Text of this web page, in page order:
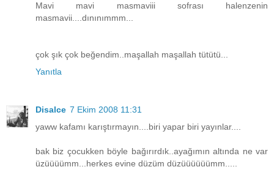
Mavi mavi masmaviii sofrası halenzenin
masmavii....dınınımmm...
çok şık çok beğendim..maşallah maşallah tütütü...
Yanıtla
Disalce 7 Ekim 2008 11:31
yaww kafamı karıştırmayın....biri yapar biri yayınlar....
bak biz çocukken böyle bağırırdık..ayağımın altında ne var
üzüüüümm...herkes evine düzüm düzüüüüüümm.....